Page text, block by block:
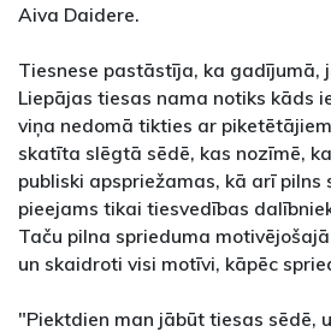
Aiva Daidere.
Tiesnese pastāstīja, ka gadījumā,
Liepājas tiesas nama notiks kāds
viņa nedomā tikties ar
skatīta slēgtā sēdē, kas nozīmē,
publiski apspriežamas, kā arī pilns
pieejams tikai tiesvedības
Taču pilna sprieduma
un skaidroti visi motīvi, kāpēc
"Piektdien man jābūt tiesas sēdē,